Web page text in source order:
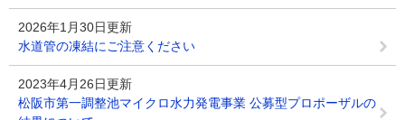
2026年1月30日更新
水道管の凍結にご注意ください
2023年4月26日更新
松阪市第一調整池マイクロ水力発電事業 公募型プロポーザルの